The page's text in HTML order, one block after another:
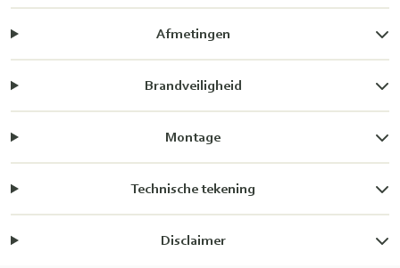
Afmetingen
Brandveiligheid
Montage
Technische tekening
Disclaimer